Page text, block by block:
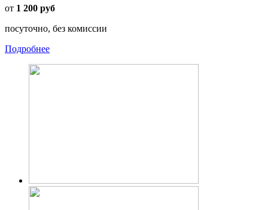
от 1 200 руб
посуточно, без комиссии
Подробнее